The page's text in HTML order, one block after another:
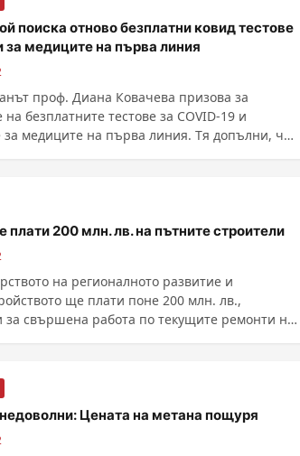
поиска отново безплатни ковид тестове
за медиците на първа линия
проф. Диана Ковачева призова за
безплатните тестове за COVID-19 и
за медиците на първа линия. Тя допълни, че
200 млн. лв. на пътните строители
на регионалното развитие и
ще плати поне 200 млн. лв.,
свършена работа по текущите ремонти на
Цената на метана пощуря